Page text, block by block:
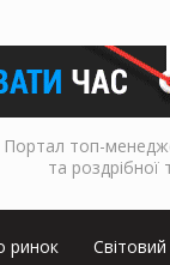
Портал топ-
та роздрібної
ринок Світовий